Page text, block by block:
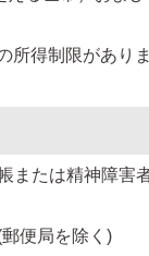
得制限がありま
または精神障害
便局を除く)